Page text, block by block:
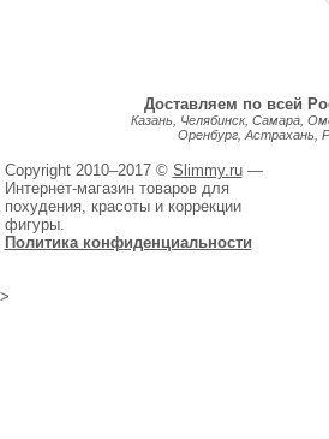
Доставляем по всей
Казань, Челябинск, Самара,
Оренбург, Астрахань,
Copyright 2010–2017 © Slimmy.ru—
Интернет-магазин товаров для
похудения, красоты и коррекции
фигуры.
Политика конфиденциальности
>